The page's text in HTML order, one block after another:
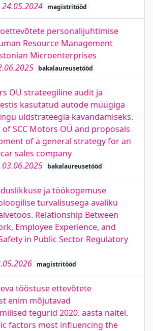
24.05.2024 magistritööd
personalijuhtimise
Resource Management
Microenterprises
bakalaureusetööd
OÜ strateegiline audit ja
kasutatud autode müügiga
üldstrateegia kavandamiseks.
SCC Motors OÜ and proposals
of a general strategy for an
sales company
03.06.2025 bakalaureusetööd
ja töökogemuse
turvalisusega avaliku
Relationship Between
Employee Experience, and
in Public Sector Regulatory
magistritööd
tööstuse ettevõtete
enim mõjutavad
tegurid 2020. aasta näitel.
factors most influencing the